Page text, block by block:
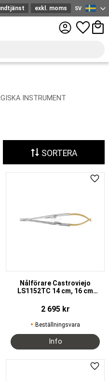
exkl. moms
Svenska
SV
Favoriter
INSTRUMENT
SORTERA
till i favoriter
Nålförare Castroviejo
LS1152TC 14 cm, 16 cm
2 695kr
Beställningsvara
till i favoriter